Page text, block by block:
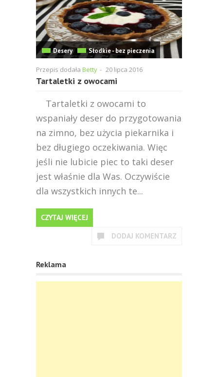
Desery Słodkie - bez pieczenia
Przepis dodała Betty - 20 lipca 2016
Tartaletki z owocami
Tartaletki z owocami to
wspaniały deser do przygotowania
na zimno, bez użycia piekarnika i
bez długiego oczekiwania. Więc
jeśli nie lubicie piec to taki deser
jest właśnie dla Was. Oczywiście
dla wszystkich innych te...
CZYTAJ WIĘCEJ
DODAJ KOMENTARZ
Reklama